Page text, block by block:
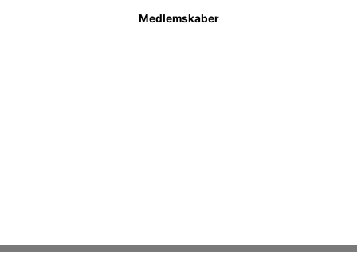
Medlemskaber